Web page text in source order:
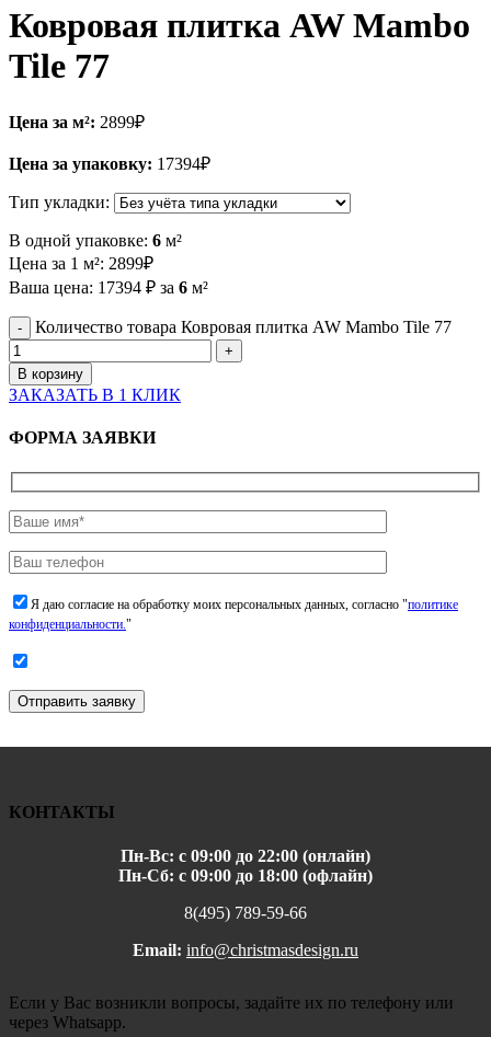
Ковровая плитка AW Mambo
Tile 77
Цена за м²: 2899₽
Цена за упаковку: 17394₽
Тип укладки:
В одной упаковке: 6 м²
Цена за 1 м²: 2899₽
Ваша цена: 17394 ₽ за 6 м²
Количество товара Ковровая плитка AW Mambo Tile 77
В корзину
ЗАКАЗАТЬ В 1 КЛИК
ФОРМА ЗАЯВКИ
Я даю согласие на обработку моих персональных данных, согласно "политике
конфиденциальности."
Отправить заявку
КОНТАКТЫ
Пн-Вс: с 09:00 до 22:00 (онлайн)
Пн-Сб: с 09:00 до 18:00 (офлайн)
8(495) 789-59-66
Email: info@christmasdesign.ru
Если у Вас возникли вопросы, задайте их по телефону или
через Whatsapp.